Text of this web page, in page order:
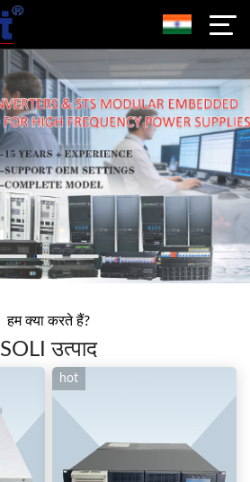
हम क्या करते हैं?
SOLI उत्पाद
hot